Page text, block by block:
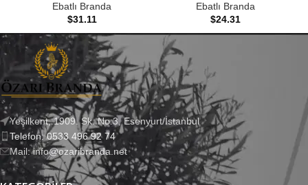
Ebatlı Branda
$31.11
Ebatlı Branda
$24.31
Yeşilkent, 1909. Sk. No:3, Esenyurt/İstanbul
Telefon: 0533 496 92 74
Mail: info@ozaribranda.net